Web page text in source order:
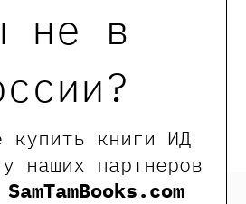
не в
купить книги ИД
наших партнеров
SamTamBooks.com